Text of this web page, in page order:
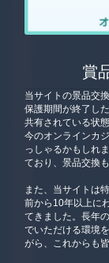
賞
当サイトの景品交
保護期間が終了し
共有されている状
今のオンラインカ
っしゃるかもしれ
ており、景品交換
また、当サイトは
前から10年以上に
てきました。長年
でいただける環境
がら、これからも